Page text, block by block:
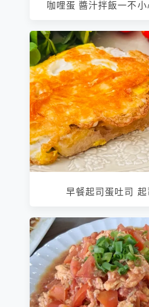
咖哩蛋 醬汁拌飯一不小
早餐起司蛋吐司 起